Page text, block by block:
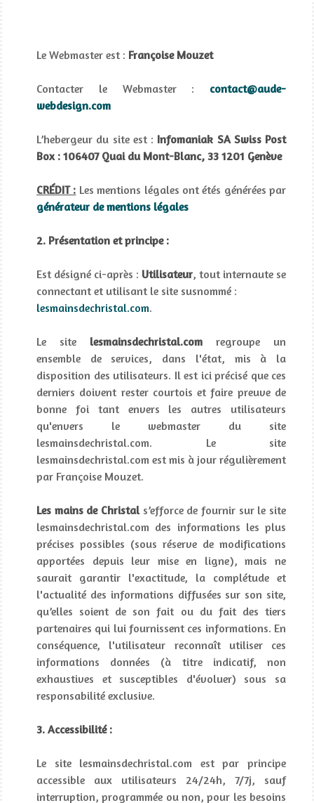
Le Webmaster est : Françoise Mouzet
Contacter le Webmaster : contact@aude-
webdesign.com
L’hebergeur du site est : Infomaniak SA Swiss Post
Box : 106407 Quai du Mont-Blanc, 33 1201 Genève
CRÉDIT : Les mentions légales ont étés générées par
générateur de mentions légales
2. Présentation et principe :
Est désigné ci-après : Utilisateur, tout internaute se
connectant et utilisant le site susnommé :
lesmainsdechristal.com.
Le site lesmainsdechristal.com regroupe un
ensemble de services, dans l'état, mis à la
disposition des utilisateurs. Il est ici précisé que ces
derniers doivent rester courtois et faire preuve de
bonne foi tant envers les autres utilisateurs
qu'envers le webmaster du site
lesmainsdechristal.com. Le site
lesmainsdechristal.com est mis à jour régulièrement
par Françoise Mouzet.
Les mains de Christals’efforce de fournir sur le site
lesmainsdechristal.com des informations les plus
précises possibles (sous réserve de modifications
apportées depuis leur mise en ligne), mais ne
saurait garantir l'exactitude, la complétude et
l'actualité des informations diffusées sur son site,
qu’elles soient de son fait ou du fait des tiers
partenaires qui lui fournissent ces informations. En
conséquence, l'utilisateur reconnaît utiliser ces
informations données (à titre indicatif, non
exhaustives et susceptibles d'évoluer) sous sa
responsabilité exclusive.
3. Accessibilité :
Le site lesmainsdechristal.com est par principe
accessible aux utilisateurs 24/24h, 7/7j, sauf
interruption, programmée ou non, pour les besoins